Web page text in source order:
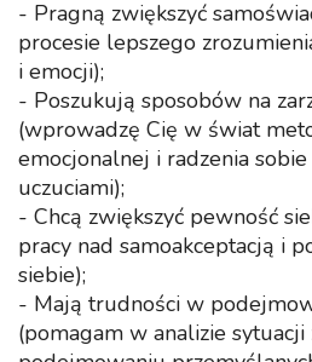
- Pragną zwiększyć
procesie lepszego
i emocji);
- Poszukują sposobów na
(wprowadzę Cię w świat
emocjonalnej i radzenia
uczuciami);
- Chcą zwiększyć pewność
pracy nad samoakceptacją i
siebie);
- Mają trudności w
(pomagam w analizie sytuacji